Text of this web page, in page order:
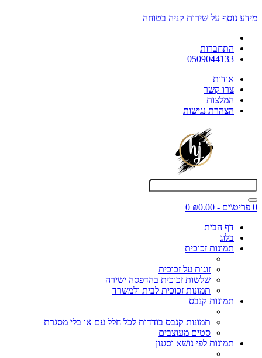
מידע נוסף על שירות קניה בטוחה
התחברות
0509044133
אודות
צרו קשר
המלצות
הצהרת נגישות
0 פריט\ים - ₪0.00
0
דף הבית
בלוג
תמונות זכוכית
זוגות על זכוכית
שלשות זכוכית בהדפסה ישירה
תמונות זכוכית לבית ולמשרד
תמונות קנבס
תמונות קנבס בודדות לכל חלל עם או בלי מסגרת
סטים מעוצבים
תמונות לפי נושא וסגנון